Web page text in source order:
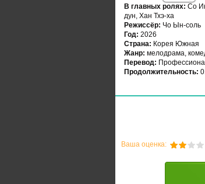
В главных ролях: Со
дун, Хан Тхэ-ха
Режиссёр: Чо Ын-соль
Год: 2026
Страна: Корея Южная
Жанр: мелодрама,
Перевод:
Продолжительность:
Ваша оценка: